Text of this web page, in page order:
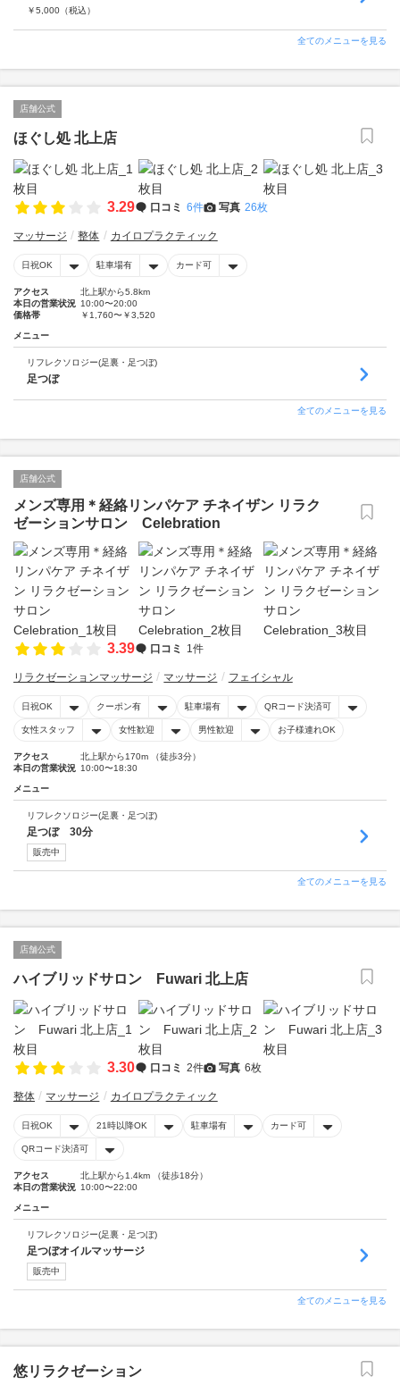
￥5,000 （税込）
全てのメニューを見る
店舗公式
ほぐし処 北上店
3.29 口コミ 6件 写真 26枚
マッサージ 整体 カイロプラクティック
日祝OK 駐車場有 カード可
アクセス
北上駅から5.8km
本日の営業状況 10:00〜20:00
価格帯
￥1,760〜￥3,520
メニュー
リフレクソロジー(足裏・足つぼ)
足つぼ
全てのメニューを見る
店舗公式
メンズ専用＊経絡リンパケア チネイザン リラク
ゼーションサロン Celebration
3.39 口コミ 1件
リラクゼーションマッサージ マッサージ フェイシャル
日祝OK クーポン有 駐車場有 QRコード決済可
女性スタッフ 女性歓迎 男性歓迎 お子様連れOK
アクセス
北上駅から170m （徒歩3分）
本日の営業状況 10:00〜18:30
メニュー
リフレクソロジー(足裏・足つぼ)
足つぼ 30分
販売中
全てのメニューを見る
店舗公式
ハイブリッドサロン Fuwari 北上店
3.30 口コミ 2件 写真 6枚
整体 マッサージ カイロプラクティック
日祝OK 21時以降OK 駐車場有 カード可
QRコード決済可
アクセス
北上駅から1.4km （徒歩18分）
本日の営業状況 10:00〜22:00
メニュー
リフレクソロジー(足裏・足つぼ)
足つぼオイルマッサージ
販売中
全てのメニューを見る
悠リラクゼーション